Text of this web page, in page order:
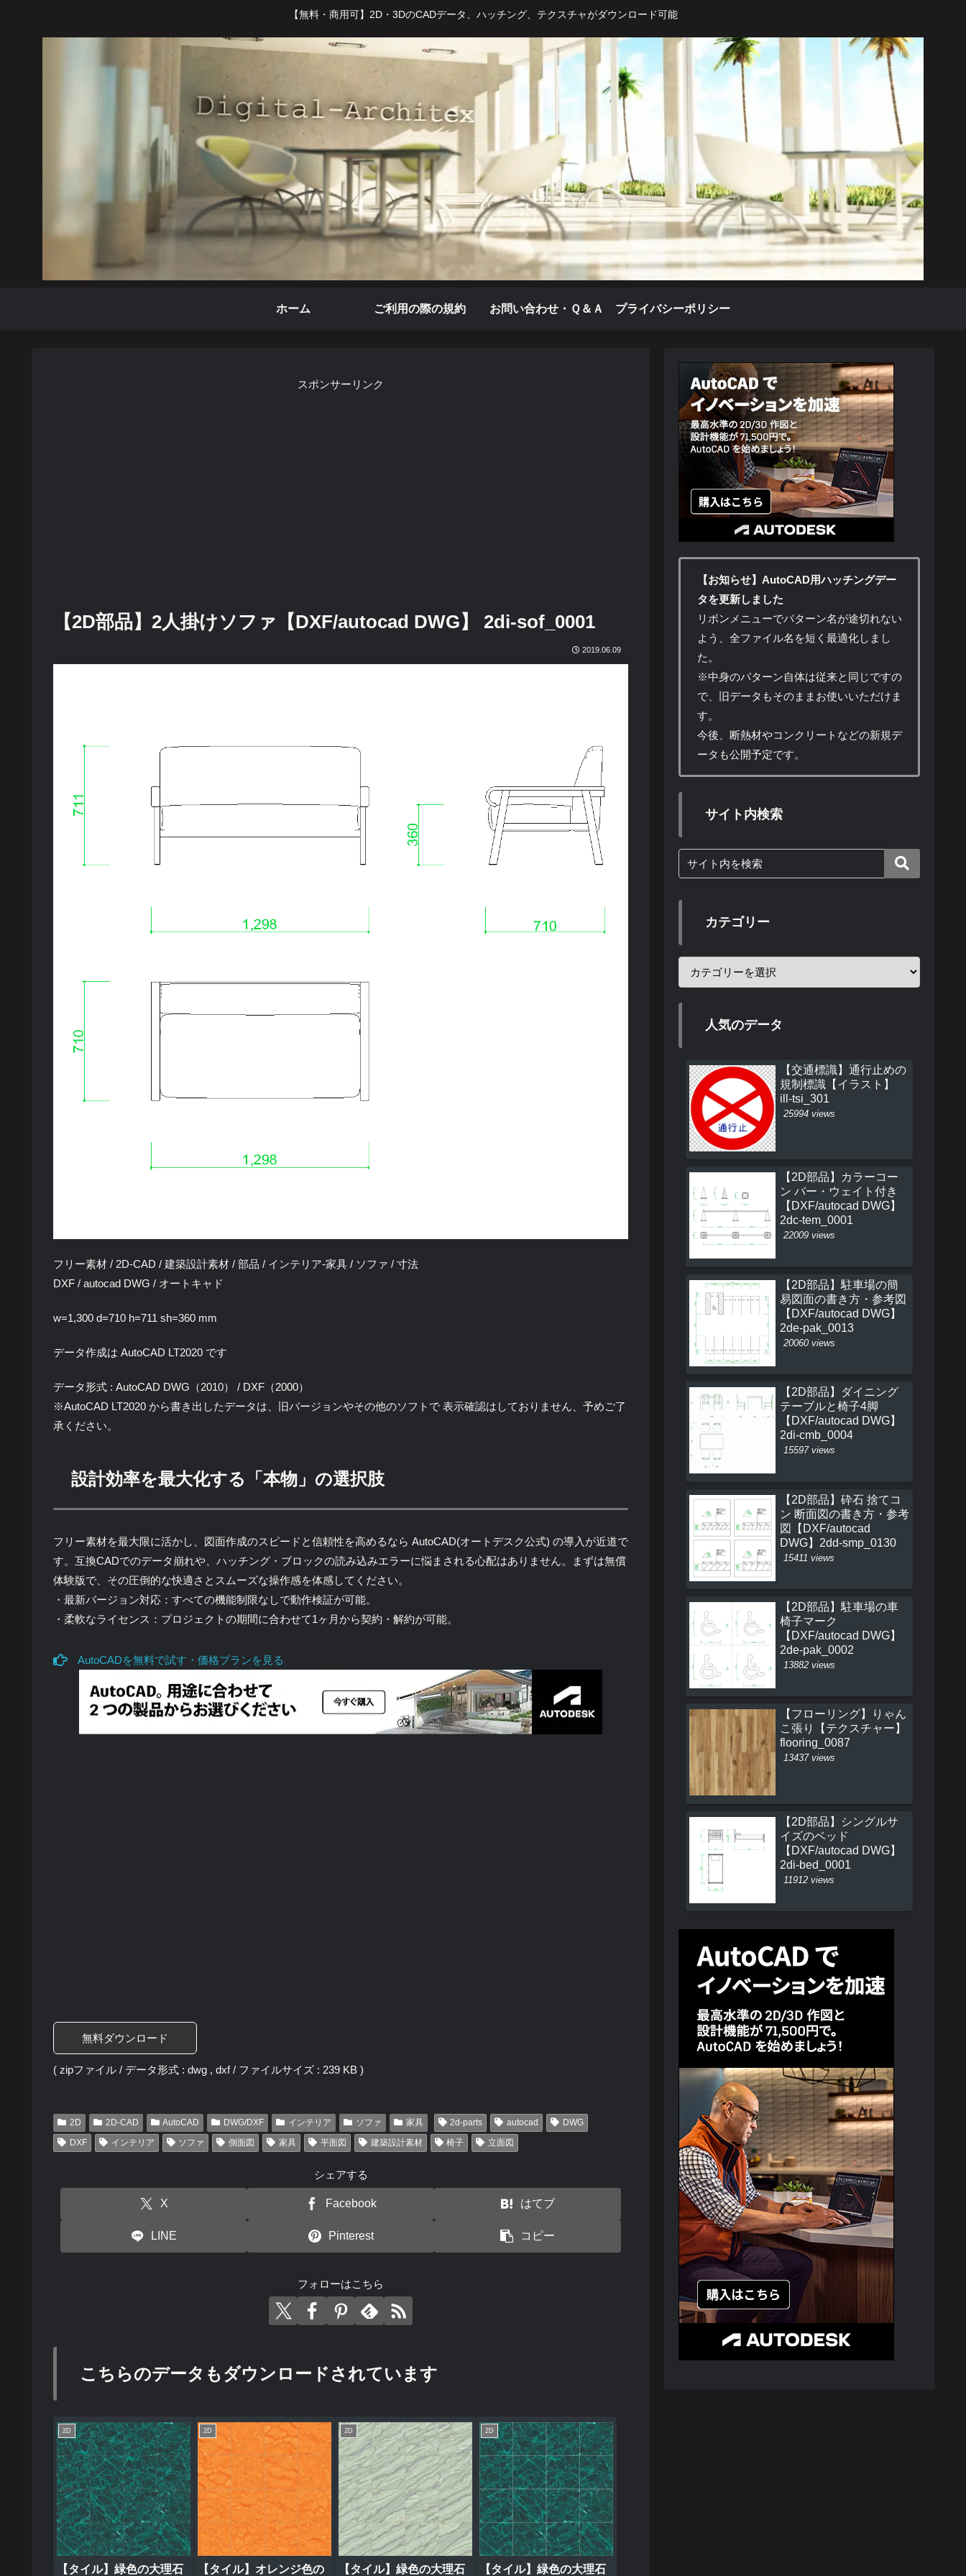
【無料・商用可】2D・3DのCADデータ、ハッチング、テクスチャがダウンロード可能
ホーム ご利用の際の規約 お問い合わせ・Ｑ＆Ａ プライバシーポリシー
スポンサーリンク
【2D部品】2人掛けソファ【DXF/autocad DWG】 2di-sof_0001
2019.06.09
フリー素材 / 2D-CAD / 建築設計素材 / 部品 / インテリア-家具 / ソファ / 寸法
DXF / autocad DWG / オートキャド
w=1,300 d=710 h=711 sh=360 mm
データ作成は AutoCAD LT2020 です
データ形式 : AutoCAD DWG（2010） / DXF（2000）
※AutoCAD LT2020 から書き出したデータは、旧バージョンやその他のソフトで 表示確認はしておりません、予めご了
承ください。
設計効率を最大化する「本物」の選択肢
フリー素材を最大限に活かし、図面作成のスピードと信頼性を高めるなら AutoCAD(オートデスク公式) の導入が近道で
す。互換CADでのデータ崩れや、ハッチング・ブロックの読み込みエラーに悩まされる心配はありません。まずは無償
体験版で、その圧倒的な快適さとスムーズな操作感を体感してください。
・最新バージョン対応：すべての機能制限なしで動作検証が可能。
・柔軟なライセンス：プロジェクトの期間に合わせて1ヶ月から契約・解約が可能。
AutoCADを無料で試す・価格プランを見る
無料ダウンロード
( zipファイル / データ形式 : dwg , dxf / ファイルサイズ : 239 KB )
2D 2D-CAD AutoCAD DWG/DXF インテリア ソファ 家具 2d-parts autocad
DWG
DXF
インテリア ソファ 側面図 家具 平面図 建築設計素材 椅子 立面図
シェアする
X Facebook はてブ
LINE Pinterest コピー
フォローはこちら
こちらのデータもダウンロードされています
2D
【タイル】緑色の大理石
2D
【タイル】オレンジ色の
2D
【タイル】緑色の大理石
2D
【タイル】緑色の大理石
【お知らせ】AutoCAD用ハッチングデー
タを更新しました
リボンメニューでパターン名が途切れない
よう、全ファイル名を短く最適化しまし
た。
※中身のパターン自体は従来と同じですの
で、旧データもそのままお使いいただけま
す。
今後、断熱材やコンクリートなどの新規デ
ータも公開予定です。
サイト内検索
カテゴリー
人気のデータ
【交通標識】通行止めの
規制標識【イラスト】
ill-tsi_301
25994 views
【2D部品】カラーコー
ン バー・ウェイト付き
【DXF/autocad DWG】
2dc-tem_0001
22009 views
【2D部品】駐車場の簡
易図面の書き方・参考図
【DXF/autocad DWG】
2de-pak_0013
20060 views
【2D部品】ダイニング
テーブルと椅子4脚
【DXF/autocad DWG】
2di-cmb_0004
15597 views
【2D部品】砕石 捨てコ
ン 断面図の書き方・参考
図【DXF/autocad
DWG】2dd-smp_0130
15411 views
【2D部品】駐車場の車
椅子マーク
【DXF/autocad DWG】
2de-pak_0002
13882 views
【フローリング】りゃん
こ張り【テクスチャー】
flooring_0087
13437 views
【2D部品】シングルサ
イズのベッド
【DXF/autocad DWG】
2di-bed_0001
11912 views